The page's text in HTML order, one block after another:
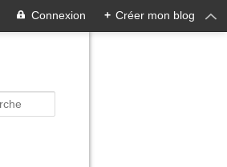
Connexion + Créer mon blog